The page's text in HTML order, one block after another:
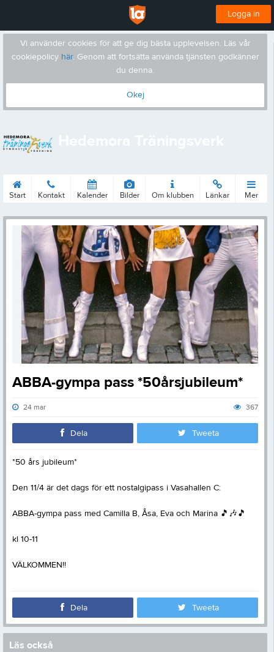
Logga in
Vi använder cookies för att ge dig bästa upplevelsen. Läs vår
cookiepolicy här. Genom att fortsätta använda tjänsten godkänner
du denna.
Okej
Start Kontakt Kalender Bilder Om klubben Länkar Mer
ABBA-gympa pass *50årsjubileum*
24 mar 367
Dela Tweeta
*50 års jubileum*
Den 11/4 är det dags för ett nostalgipass i Vasahallen C:
ABBA-gympa pass med Camilla B, Åsa, Eva och Marina 🎵 🎶🎵
kl 10-11
VÄLKOMMEN!!
Dela Tweeta
Läs också